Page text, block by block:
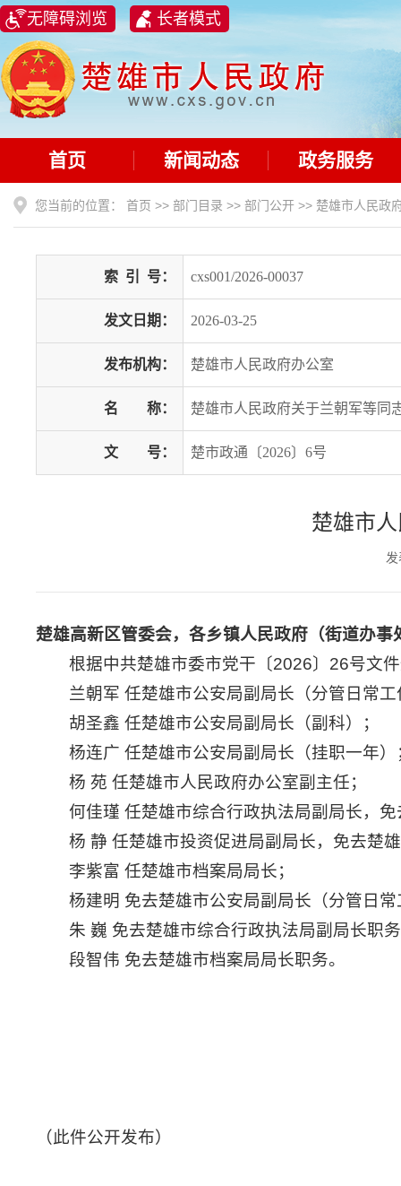
无障碍浏览 长者模式
首页 新闻动态 政务服务
您当前的位置： 首页 >> 部门目录 >> 部门公开 >> 楚雄市人民政
索 引 号： cxs001/2026-00037
发文日期： 2026-03-25
发布机构： 楚雄市人民政府办公室
名 称： 楚雄市人民政府关于兰朝军等同
文 号： 楚市政通〔2026〕6号
楚雄市
楚雄高新区管委会，各乡镇人民政府（街道办事
根据中共楚雄市委市党干〔2026〕26号文
兰朝军 任楚雄市公安局副局长（分管日常
胡圣鑫 任楚雄市公安局副局长（副科）；
杨连广 任楚雄市公安局副局长（挂职一年）
杨 苑 任楚雄市人民政府办公室副主任；
何佳瑾 任楚雄市综合行政执法局副局长，
杨 静 任楚雄市投资促进局副局长，免去楚
李紫富 任楚雄市档案局局长；
杨建明 免去楚雄市公安局副局长（分管日
朱 巍 免去楚雄市综合行政执法局副局长职
段智伟 免去楚雄市档案局局长职务。
（此件公开发布）